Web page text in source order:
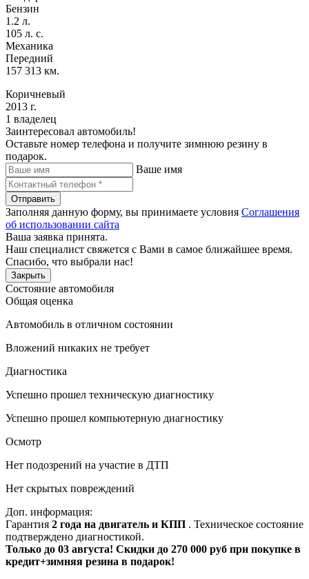
Бензин
1.2 л.
105 л. с.
Механика
Передний
157 313 км.
Коричневый
2013 г.
1 владелец
Заинтересовал автомобиль!
Оставьте номер телефона и получите зимнюю резину в
подарок.
Ваше имя
Отправить
Заполняя данную форму, вы принимаете условия Соглашения
об использовании сайта
Ваша заявка принята.
Наш специалист свяжется с Вами в самое ближайшее время.
Спасибо, что выбрали нас!
Закрыть
Состояние автомобиля
Общая оценка
Автомобиль в отличном состоянии
Вложений никаких не требует
Диагностика
Успешно прошел техническую диагностику
Успешно прошел компьютерную диагностику
Осмотр
Нет подозрений на участие в ДТП
Нет скрытых повреждений
Доп. информация:
Гарантия 2 года на двигатель и КПП . Техническое состояние
подтверждено диагностикой.
Только до 03 августа! Скидки до 270 000 руб при покупке в
кредит+зимняя резина в подарок!